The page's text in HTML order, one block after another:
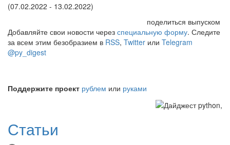
(07.02.2022 - 13.02.2022)
поделиться выпуском
Добавляйте свои новости через специальную форму. Следите
за всем этим безобразием в RSS, Twitter или Telegram
@py_digest
Поддержите проект рублем или руками
Статьи